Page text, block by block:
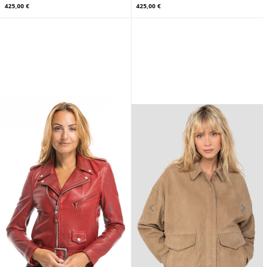
425,00 € 425,00 €